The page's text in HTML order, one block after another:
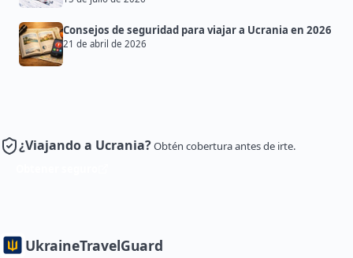
Consejos de seguridad para viajar a Ucrania en 2026
21 de abril de 2026
¿Viajando a Ucrania?Obtén cobertura antes de irte.
UkraineTravelGuard